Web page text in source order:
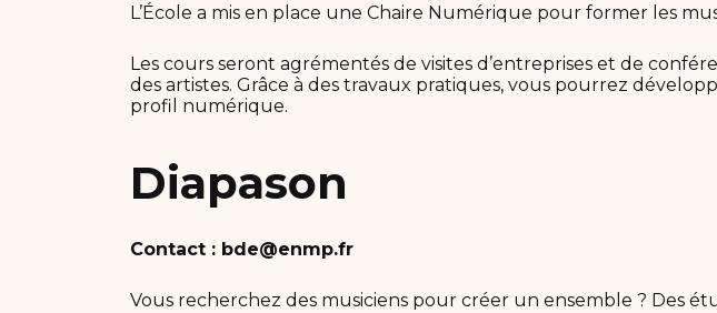
L’École a mis en place une Chaire Numérique pour former les
Les cours seront agrémentés de visites d’entreprises et de
des artistes. Grâce à des travaux pratiques, vous pourrez
profil numérique.
Diapason
Contact : bde@enmp.fr
Vous recherchez des musiciens pour créer un ensemble ? Des